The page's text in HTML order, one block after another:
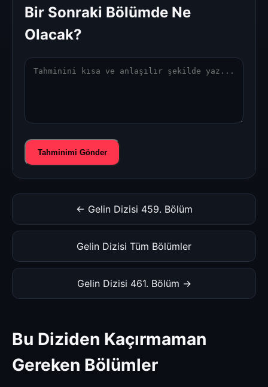
Bir Sonraki Bölümde Ne
Olacak?
Tahminimi Gönder
← Gelin Dizisi 459. Bölüm
Gelin Dizisi Tüm Bölümler
Gelin Dizisi 461. Bölüm →
Bu Diziden Kaçırmaman
Gereken Bölümler